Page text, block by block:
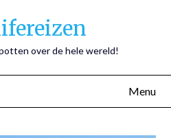
over de hele wereld!
Menu